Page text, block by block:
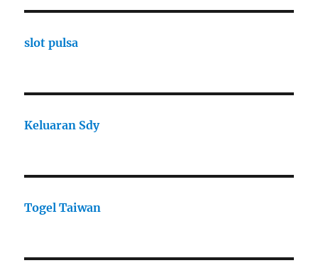
slot pulsa
Keluaran Sdy
Togel Taiwan